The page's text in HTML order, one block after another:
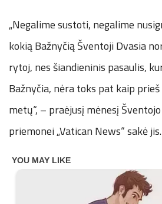
„Negalime sustoti, negalime
kokią Bažnyčią Šventoji Dvasia
rytoj, nes šiandieninis pasaulis,
Bažnyčia, nėra toks pat kaip
metų“, – praėjusį mėnesį
priemonei „Vatican News“ sakė jis.